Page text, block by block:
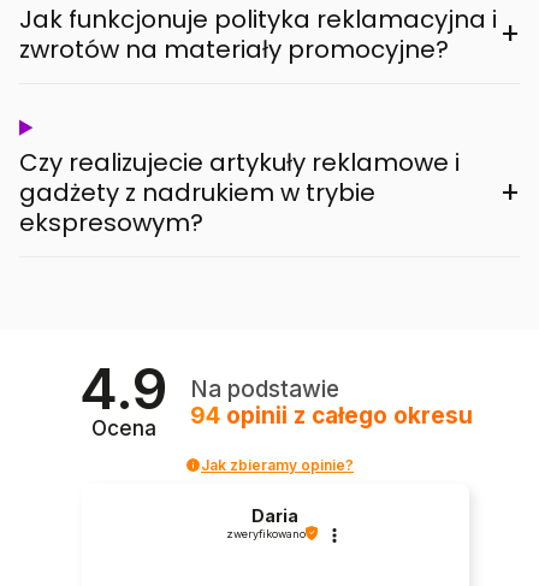
Jak funkcjonuje polityka reklamacyjna i
zwrotów na materiały promocyjne?
+
Czy realizujecie artykuły reklamowe i
gadżety z nadrukiem w trybie
ekspresowym?
+
4.9
Ocena
Na podstawie
94 opinii z całego okresu
Jak zbieramy opinie?
Daria
zweryfikowano